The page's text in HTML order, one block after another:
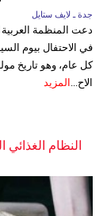
جدة ـ لايف ستايل
دعت المنظمة العربية
كل عام، وهو تاريخ
الاح... المزيد
النظام